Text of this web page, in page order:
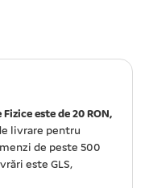
este de 20 RON,
livrare pentru
de peste 500
este GLS,